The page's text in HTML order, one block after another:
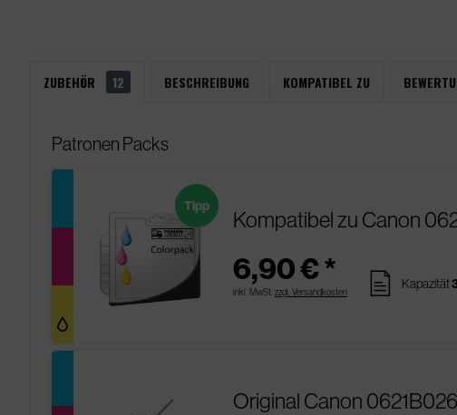
ZUBEHÖR 12 BESCHREIBUNG KOMPATIBEL ZU
Patronen Packs
Kompatibel zu Canon
6,90 € *
inkl. MwSt. zzgl. Versandkosten
Tipp
pages Kapazität
Original Canon